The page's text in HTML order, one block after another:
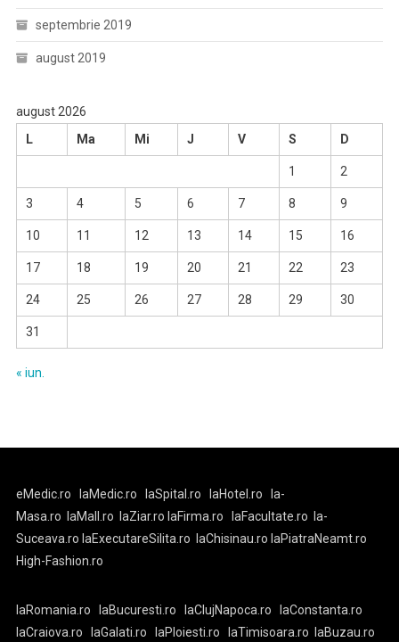
septembrie 2019
august 2019
august 2026
L
Ma Mi J V S D
1 2
3 4 5 6 7 8 9
10 11 12 13 14 15 16
17 18 19 20 21 22 23
24 25 26 27 28 29 30
31
« iun.
eMedic.ro laMedic.ro laSpital.ro laHotel.ro
la-
Masa.ro
laMall.ro laZiar.ro laFirma.ro laFacultate.ro
la-
Suceava.ro laExecutareSilita.ro laChisinau.ro laPiatraNeamt.ro
High-Fashion.ro
laRomania.ro laBucuresti.ro laClujNapoca.ro
laConstanta.ro
laCraiova.ro
laGalati.ro laPloiesti.ro laTimisoara.ro laBuzau.ro